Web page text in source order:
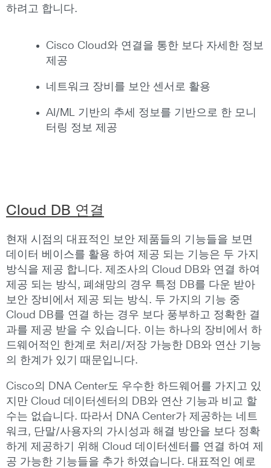
하려고 합니다.
Cisco Cloud와 연결을 통한 보다 자세한 정보
제공
네트워크 장비를 보안 센서로 활용
AI/ML 기반의 추세 정보를 기반으로 한 모니
터링 정보 제공
Cloud DB 연결
현재 시점의 대표적인 보안 제품들의 기능들을 보면
데이터 베이스를 활용 하여 제공 되는 기능은 두 가지
방식을 제공 합니다. 제조사의 Cloud DB와 연결 하여
제공 되는 방식, 폐쇄망의 경우 특정 DB를 다운 받아
보안 장비에서 제공 되는 방식. 두 가지의 기능 중
Cloud DB를 연결 하는 경우 보다 풍부하고 정확한 결
과를 제공 받을 수 있습니다. 이는 하나의 장비에서 하
드웨어적인 한계로 처리/저장 가능한 DB와 연산 기능
의 한계가 있기 때문입니다.
Cisco의 DNA Center도 우수한 하드웨어를 가지고 있
지만 Cloud 데이터센터의 DB와 연산 기능과 비교 할
수는 없습니다. 따라서 DNA Center가 제공하는 네트
워크, 단말/사용자의 가시성과 해결 방안을 보다 정확
하게 제공하기 위해 Cloud 데이터센터를 연결 하여 제
공 가능한 기능들을 추가 하였습니다. 대표적인 예로